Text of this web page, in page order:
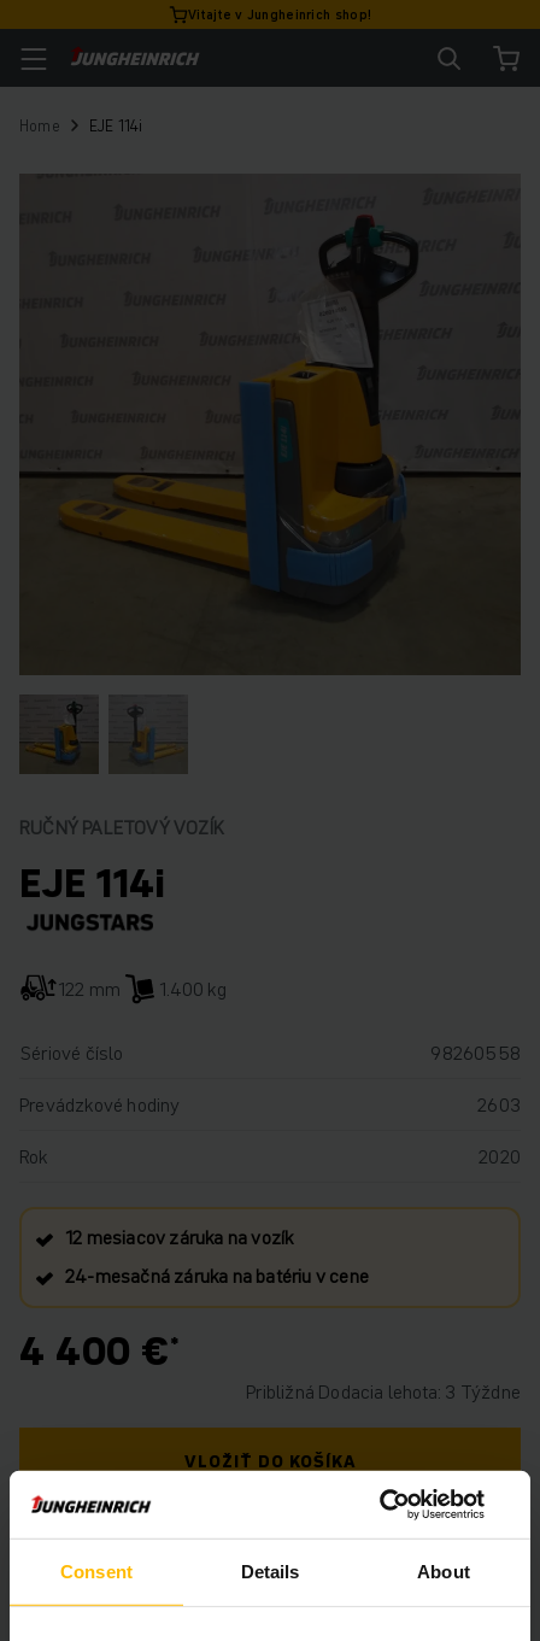
Consent Details About
Vitajte v Jungheinrich shop!
Home EJE 114i
RUČNÝ PALETOVÝ VOZÍK
EJE 114i
122 mm 1.400 kg
Sériové číslo
98260558
Prevádzkové hodiny
2603
Rok
2020
12 mesiacov záruka na vozík
24‑mesačná záruka na batériu v cene
4 400 €
Približná Dodacia lehota: 3 Týždne
VLOŽIŤ DO KOŠÍKA
MÁTE OTÁZKY TÝKAJÚCE SA TOHTO
PRODUKTU?